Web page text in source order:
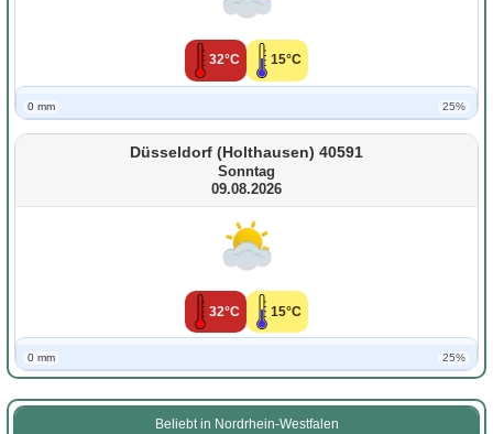
32°C 15°C
0 mm 25%
Düsseldorf (Holthausen) 40591
Sonntag
09.08.2026
32°C 15°C
0 mm 25%
Beliebt in Nordrhein-Westfalen